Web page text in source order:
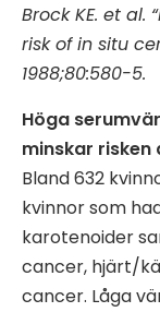
Brock KE. et
risk of in situ
1988;80:580-5.
Höga
minskar risken
Bland 632
kvinnor som
karotenoider
cancer, hjärt/
cancer. Låga